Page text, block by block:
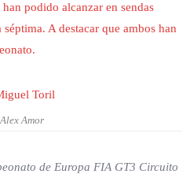
han podido alcanzar en sendas
A destacar que ambos han
Amor
de Europa FIA GT3 Circuito